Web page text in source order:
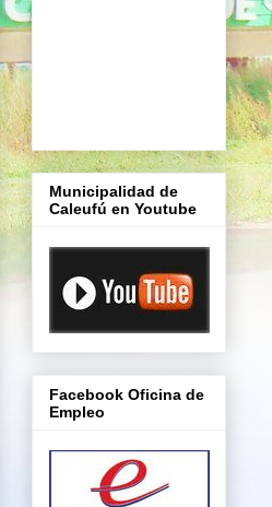
Municipalidad de
Caleufú en Youtube
Facebook Oficina de
Empleo